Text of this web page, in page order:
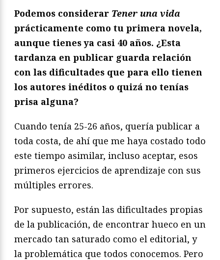
Podemos considerar Tener una vida
prácticamente como tu primera novela,
aunque tienes ya casi 40 años. ¿Esta
tardanza en publicar guarda relación
con las dificultades que para ello tienen
los autores inéditos o quizá no tenías
prisa alguna?
Cuando tenía 25-26 años, quería publicar a
toda costa, de ahí que me haya costado todo
este tiempo asimilar, incluso aceptar, esos
primeros ejercicios de aprendizaje con sus
múltiples errores.
Por supuesto, están las dificultades propias
de la publicación, de encontrar hueco en un
mercado tan saturado como el editorial, y
la problemática que todos conocemos. Pero